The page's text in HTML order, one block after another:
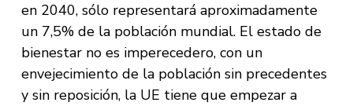
en 2040, sólo representará aproximadamente
un 7,5% de la población mundial. El estado de
bienestar no es imperecedero, con un
envejecimiento de la población sin precedentes
y sin reposición, la UE tiene que empezar a